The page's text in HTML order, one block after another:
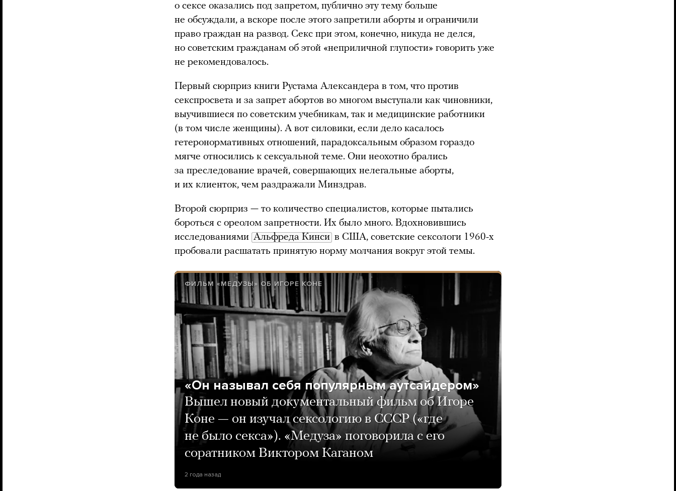
о сексе оказались под запретом, публично эту тему больше
не обсуждали, а вскоре после этого запретили аборты и ограничили
право граждан на развод. Секс при этом, конечно, никуда не делся,
но советским гражданам об этой «неприличной глупости» говорить уже
не рекомендовалось.
Первый сюрприз книги Рустама Александера в том, что против
секспросвета и за запрет абортов во многом выступали как чиновники,
выучившиеся по советским учебникам, так и медицинские работники
(в том числе женщины). А вот силовики, если дело касалось
гетеронормативных отношений, парадоксальным образом гораздо
мягче относились к сексуальной теме. Они неохотно брались
за преследование врачей, совершающих нелегальные аборты,
и их клиенток, чем раздражали Минздрав.
Второй сюрприз — то количество специалистов, которые пытались
бороться с ореолом запретности. Их было много. Вдохновившись
исследованиями Альфреда Кинси в США, советские сексологи 1960-х
пробовали расшатать принятую норму молчания вокруг этой темы.
ФИЛЬМ «МЕДУЗЫ» ОБ ИГОРЕ КОНЕ
«Он называл себя популярным аутсайдером»
Вышел новый документальный фильм об Игоре
Коне — он изучал сексологию в СССР («где
не было секса»). «Медуза» поговорила с его
соратником Виктором Каганом
2 года назад